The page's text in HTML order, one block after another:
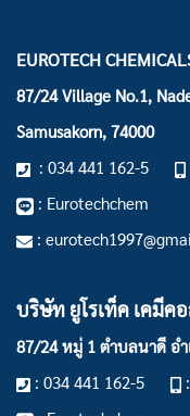
EUROTECH
87/24 Village No.1,
Samusakorn, 74000
: 034 441 162-5
: Eurotechchem
:
บริษัท ยูโรเท็ค เคมีค
87/24 หมู่ 1 ตำบลนาดี อำ
: 034 441 162-5 :